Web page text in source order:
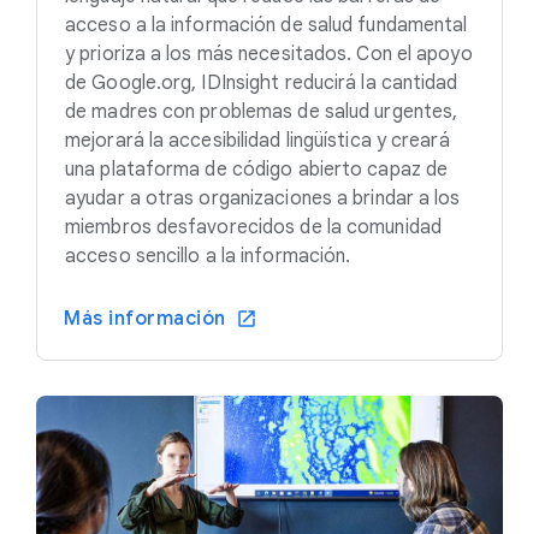
acceso a la información de salud fundamental
y prioriza a los más necesitados. Con el apoyo
de Google.org, IDInsight reducirá la cantidad
de madres con problemas de salud urgentes,
mejorará la accesibilidad lingüística y creará
una plataforma de código abierto capaz de
ayudar a otras organizaciones a brindar a los
miembros desfavorecidos de la comunidad
acceso sencillo a la información.
Más información